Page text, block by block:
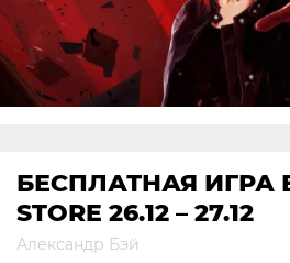
БЕСПЛАТНАЯ ИГРА В
STORE 26.12 – 27.12
Александр Бэй